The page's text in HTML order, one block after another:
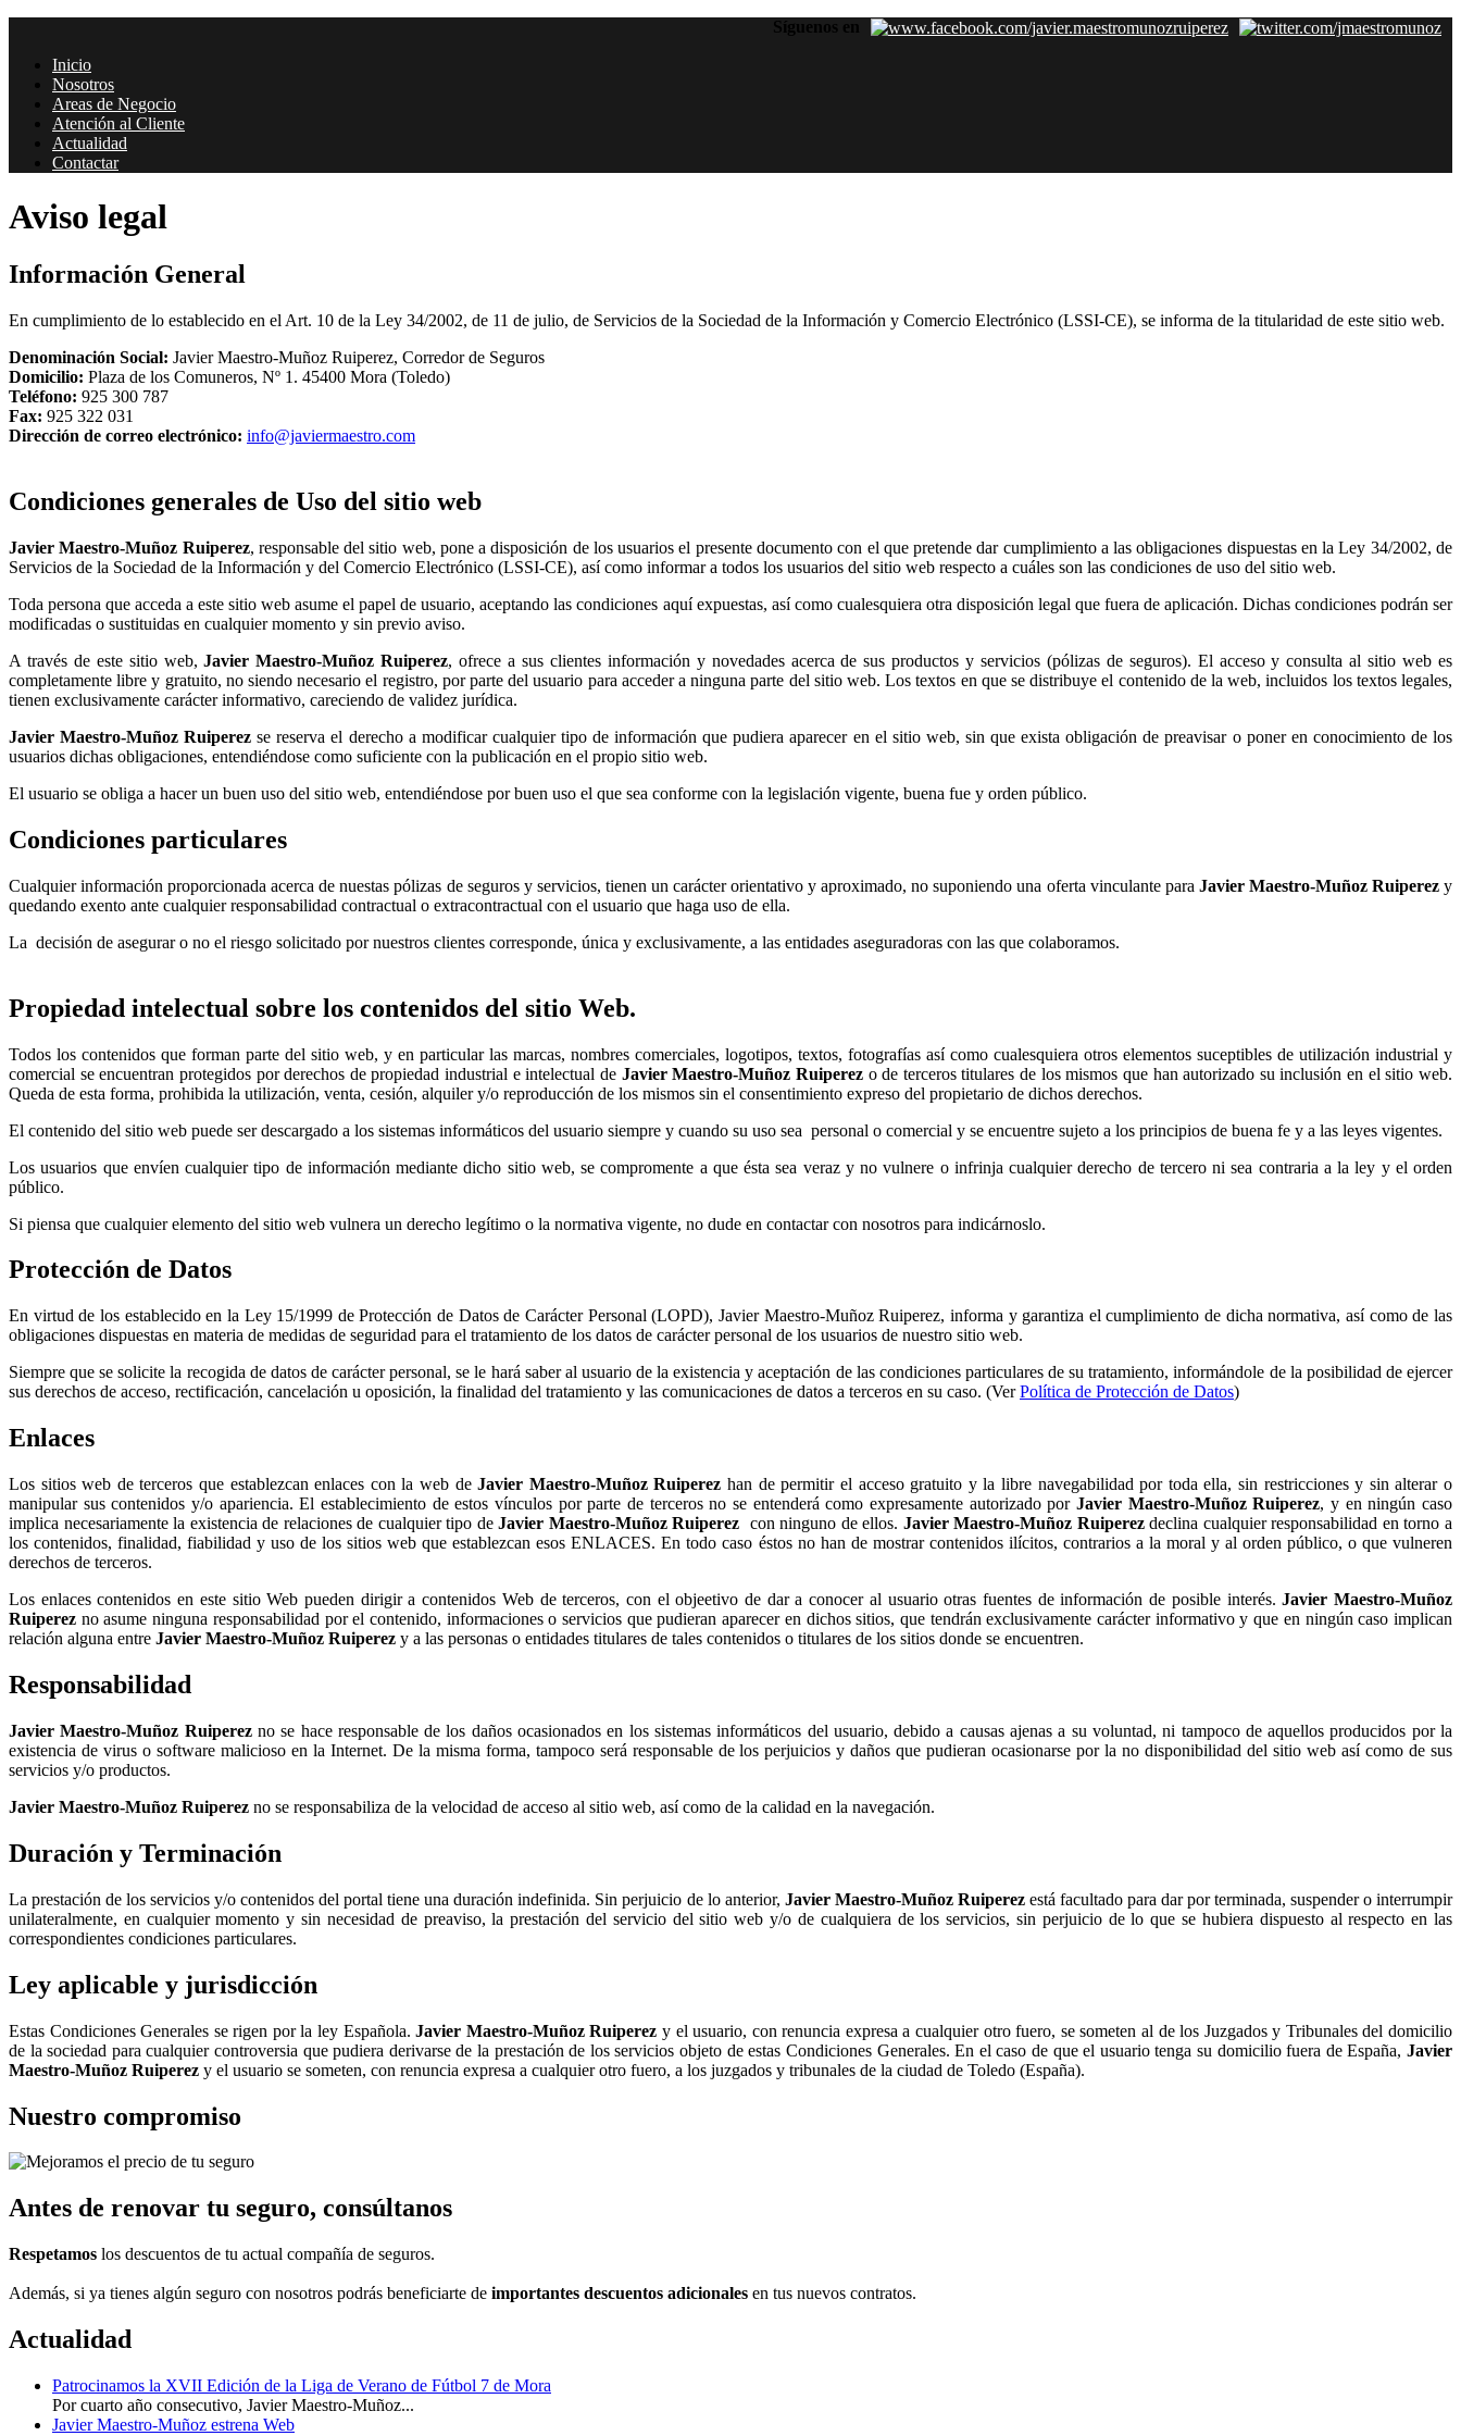
Síguenos en
Inicio
Nosotros
Areas de Negocio
Atención al Cliente
Actualidad
Contactar
Aviso legal
Información General
En cumplimiento de lo establecido en el Art. 10 de la Ley 34/2002, de 11 de julio, de Servicios de la Sociedad de la Información y Comercio Electrónico (LSSI-CE), se informa de la titularidad de este sitio web.
Denominación Social: Javier Maestro-Muñoz Ruiperez, Corredor de Seguros
Domicilio: Plaza de los Comuneros, Nº 1. 45400 Mora (Toledo)
Teléfono: 925 300 787
Fax: 925 322 031
Dirección de correo electrónico: info@javiermaestro.com
Condiciones generales de Uso del sitio web
Javier Maestro-Muñoz Ruiperez, responsable del sitio web, pone a disposición de los usuarios el presente documento con el que pretende dar cumplimiento a las obligaciones dispuestas en la Ley 34/2002, de
Servicios de la Sociedad de la Información y del Comercio Electrónico (LSSI-CE), así como informar a todos los usuarios del sitio web respecto a cuáles son las condiciones de uso del sitio web.
Toda persona que acceda a este sitio web asume el papel de usuario, aceptando las condiciones aquí expuestas, así como cualesquiera otra disposición legal que fuera de aplicación. Dichas condiciones podrán ser
modificadas o sustituidas en cualquier momento y sin previo aviso.
A través de este sitio web,Javier Maestro-Muñoz Ruiperez, ofrece a sus clientes información y novedades acerca de sus productos y servicios (pólizas de seguros). El acceso y consulta al sitio web es
completamente libre y gratuito, no siendo necesario el registro, por parte del usuario para acceder a ninguna parte del sitio web. Los textos en que se distribuye el contenido de la web, incluidos los textos legales,
tienen exclusivamente carácter informativo, careciendo de validez jurídica.
Javier Maestro-Muñoz Ruiperez se reserva el derecho a modificar cualquier tipo de información que pudiera aparecer en el sitio web, sin que exista obligación de preavisar o poner en conocimiento de los
usuarios dichas obligaciones, entendiéndose como suficiente con la publicación en el propio sitio web.
El usuario se obliga a hacer un buen uso del sitio web, entendiéndose por buen uso el que sea conforme con la legislación vigente, buena fue y orden público.
Condiciones particulares
Cualquier información proporcionada acerca de nuestas pólizas de seguros y servicios, tienen un carácter orientativo y aproximado, no suponiendo una oferta vinculante para Javier Maestro-Muñoz Ruiperezy
quedando exento ante cualquier responsabilidad contractual o extracontractual con el usuario que haga uso de ella.
La decisión de asegurar o no el riesgo solicitado por nuestros clientes corresponde, única y exclusivamente, a las entidades aseguradoras con las que colaboramos.
Propiedad intelectual sobre los contenidos del sitio Web.
Todos los contenidos que forman parte del sitio web, y en particular las marcas, nombres comerciales, logotipos, textos, fotografías así como cualesquiera otros elementos suceptibles de utilización industrial y
comercial se encuentran protegidos por derechos de propiedad industrial e intelectual de Javier Maestro-Muñoz Ruiperezo de terceros titulares de los mismos que han autorizado su inclusión en el sitio web.
Queda de esta forma, prohibida la utilización, venta, cesión, alquiler y/o reproducción de los mismos sin el consentimiento expreso del propietario de dichos derechos.
El contenido del sitio web puede ser descargado a los sistemas informáticos del usuario siempre y cuando su uso sea personal o comercial y se encuentre sujeto a los principios de buena fe y a las leyes vigentes.
Los usuarios que envíen cualquier tipo de información mediante dicho sitio web, se compromente a que ésta sea veraz y no vulnere o infrinja cualquier derecho de tercero ni sea contraria a la ley y el orden
público.
Si piensa que cualquier elemento del sitio web vulnera un derecho legítimo o la normativa vigente, no dude en contactar con nosotros para indicárnoslo.
Protección de Datos
En virtud de los establecido en la Ley 15/1999 de Protección de Datos de Carácter Personal (LOPD), Javier Maestro-Muñoz Ruiperez, informa y garantiza el cumplimiento de dicha normativa, así como de las
obligaciones dispuestas en materia de medidas de seguridad para el tratamiento de los datos de carácter personal de los usuarios de nuestro sitio web.
Siempre que se solicite la recogida de datos de carácter personal, se le hará saber al usuario de la existencia y aceptación de las condiciones particulares de su tratamiento, informándole de la posibilidad de ejercer
sus derechos de acceso, rectificación, cancelación u oposición, la finalidad del tratamiento y las comunicaciones de datos a terceros en su caso. (VerPolítica de Protección de Datos)
Enlaces
Los sitios web de terceros que establezcanenlaces con la web deJavier Maestro-Muñoz Ruiperez han de permitir el acceso gratuito y la libre navegabilidad por toda ella, sin restricciones y sin alterar o
manipular sus contenidos y/o apariencia. El establecimiento de estos vínculos por parte de terceros no se entenderá como expresamente autorizado por Javier Maestro-Muñoz Ruiperez, y en ningún caso
implica necesariamente la existencia de relaciones de cualquier tipo deJavier Maestro-Muñoz Ruiperez con ninguno de ellos. Javier Maestro-Muñoz Ruiperezdeclina cualquier responsabilidad en torno a
los contenidos, finalidad, fiabilidad y uso de los sitios web que establezcan esos ENLACES. En todo caso éstos no han de mostrar contenidos ilícitos, contrarios a la moral y al orden público, o que vulneren
derechos de terceros.
Los enlaces contenidos en este sitio Web pueden dirigir a contenidos Web de terceros, con el objeetivo de dar a conocer al usuario otras fuentes de información de posible interés.Javier Maestro-Muñoz
Ruiperez no asume ninguna responsabilidad por el contenido, informaciones o servicios que pudieran aparecer en dichos sitios, que tendrán exclusivamente carácter informativo y que en ningún caso implican
relación alguna entre Javier Maestro-Muñoz Ruiperez y a las personas o entidades titulares de tales contenidos o titulares de los sitios donde se encuentren.
Responsabilidad
Javier Maestro-Muñoz Ruiperezno se hace responsable de los daños ocasionados en los sistemas informáticos del usuario, debido a causas ajenas a su voluntad, ni tampoco de aquellos producidos por la
existencia de virus o software malicioso en la Internet. De la misma forma, tampoco será responsable de los perjuicios y daños que pudieran ocasionarse por la no disponibilidad del sitio web así como de sus
servicios y/o productos.
Javier Maestro-Muñoz Ruiperez no se responsabiliza de la velocidad de acceso al sitio web, así como de la calidad en la navegación.
Duración y Terminación
La prestación de los servicios y/o contenidos del portal tiene una duración indefinida. Sin perjuicio de lo anterior, Javier Maestro-Muñoz Ruiperezestá facultado para dar por terminada, suspender o interrumpir
unilateralmente, en cualquier momento y sin necesidad de preaviso, la prestación del servicio del sitio web y/o de cualquiera de los servicios, sin perjuicio de lo que se hubiera dispuesto al respecto en las
correspondientes condiciones particulares.
Ley aplicable y jurisdicción
Estas Condiciones Generales se rigen por la ley Española.Javier Maestro-Muñoz Ruiperez y el usuario, con renuncia expresa a cualquier otro fuero, se someten al de los Juzgados y Tribunales del domicilio
de la sociedad para cualquier controversia que pudiera derivarse de la prestación de los servicios objeto de estas Condiciones Generales. En el caso de que el usuario tenga su domicilio fuera de España, Javier
Maestro-Muñoz Ruiperez y el usuario se someten, con renuncia expresa a cualquier otro fuero, a los juzgados y tribunales de la ciudad de Toledo (España).
Nuestro compromiso
Antes de renovar tu seguro, consúltanos
Respetamos los descuentos de tu actual compañía de seguros.
Además, si ya tienes algún seguro con nosotros podrás beneficiarte de importantes descuentos adicionales en tus nuevos contratos.
Actualidad
Patrocinamos la XVII Edición de la Liga de Verano de Fútbol 7 de Mora
Por cuarto año consecutivo, Javier Maestro-Muñoz...
Javier Maestro-Muñoz estrena Web